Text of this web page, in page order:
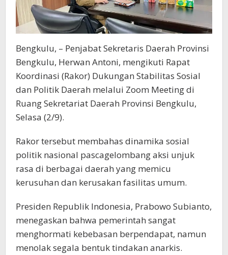
Bengkulu, – Penjabat Sekretaris Daerah Provinsi
Bengkulu, Herwan Antoni, mengikuti Rapat
Koordinasi (Rakor) Dukungan Stabilitas Sosial
dan Politik Daerah melalui Zoom Meeting di
Ruang Sekretariat Daerah Provinsi Bengkulu,
Selasa (2/9).
Rakor tersebut membahas dinamika sosial
politik nasional pascagelombang aksi unjuk
rasa di berbagai daerah yang memicu
kerusuhan dan kerusakan fasilitas umum.
Presiden Republik Indonesia, Prabowo Subianto,
menegaskan bahwa pemerintah sangat
menghormati kebebasan berpendapat, namun
menolak segala bentuk tindakan anarkis.